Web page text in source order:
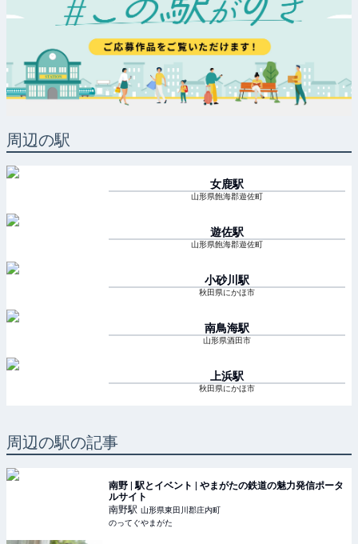
周辺の駅
女鹿駅
山形県飽海郡遊佐町
遊佐駅
山形県飽海郡遊佐町
小砂川 駅
秋田県にかほ市
南鳥海駅
山形県酒田市
上浜駅
秋田県にかほ市
周辺の駅の記事
南野 | 駅とイベント | やまがたの鉄道の魅力発信ポータ
ルサイト
南野駅 山形県東田川郡庄内町
のってぐやまがた